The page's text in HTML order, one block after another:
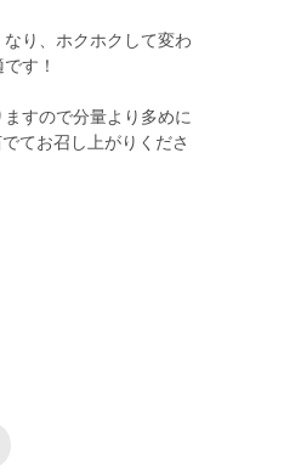
り、ホクホクして変わ
す！
すので分量より多めに
てお召し上がりくださ